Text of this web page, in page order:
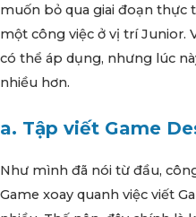
muốn bỏ qua giai đoạn
một công việc ở vị trí Junior.
có thể áp dụng, nhưng lúc
nhiều hơn.
a. Tập viết Game
Như mình đã nói từ đầu,
Game xoay quanh việc viết